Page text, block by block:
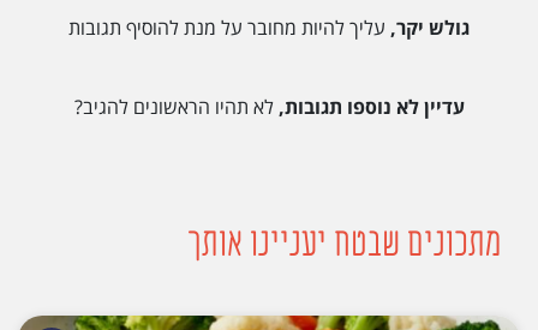
גולש יקר, עליך להיות מחובר על מנת להוסיף תגובות
עדיין לא נוספו תגובות,לא תהיו הראשונים להגיב?
מתכונים שבטח יעניינו אותך